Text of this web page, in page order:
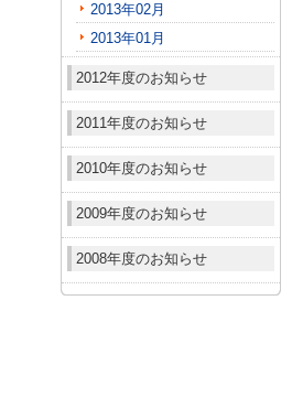
2013年02月
2013年01月
2012年度のお知らせ
2011年度のお知らせ
2010年度のお知らせ
2009年度のお知らせ
2008年度のお知らせ